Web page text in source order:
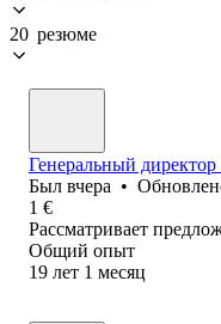
20 резюме
Генеральный
Был вчера •
1 €
Рассматривает
Общий опыт
19 лет 1 месяц